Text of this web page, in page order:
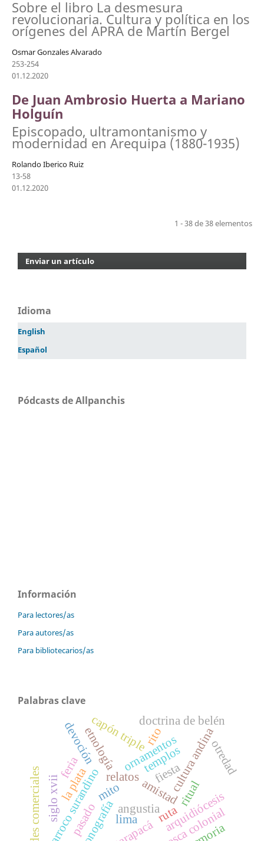
Sobre el libro La desmesura
revolucionaria. Cultura y política en los
orígenes del APRA de Martín Bergel
Osmar Gonzales Alvarado
253-254
01.12.2020
De Juan Ambrosio Huerta a Mariano
Holguín
Episcopado, ultramontanismo y
modernidad en Arequipa (1880-1935)
Rolando Iberico Ruiz
13-58
01.12.2020
1 - 38 de 38 elementos
Enviar un artículo
Idioma
English
Español
Pódcasts de Allpanchis
Información
Para lectores/as
Para autores/as
Para bibliotecarios/as
Palabras clave
etnología
amistad
mito cultura andina
angustiaruta
templos
iconografía
ornamentos
barroco surandino
capón triple
arquidiócesis
lima
la plata
siglo xvii
pesca colonial
redes comerciales tarapacá
doctrina de belén
devoción
relatos
pasado
fiesta
feria
ritual
rito
otredad